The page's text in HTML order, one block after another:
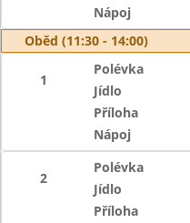
Nápoj
Oběd (11:30 - 14:00)
1
Polévka
Jídlo
Příloha
Nápoj
2
Polévka
Jídlo
Příloha